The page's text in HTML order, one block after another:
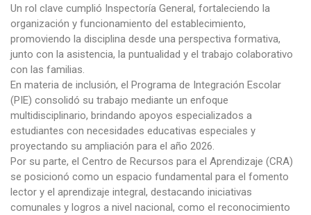
Un rol clave cumplió Inspectoría General, fortaleciendo la
organización y funcionamiento del establecimiento,
promoviendo la disciplina desde una perspectiva formativa,
junto con la asistencia, la puntualidad y el trabajo colaborativo
con las familias.
En materia de inclusión, el Programa de Integración Escolar
(PIE) consolidó su trabajo mediante un enfoque
multidisciplinario, brindando apoyos especializados a
estudiantes con necesidades educativas especiales y
proyectando su ampliación para el año 2026.
Por su parte, el Centro de Recursos para el Aprendizaje (CRA)
se posicionó como un espacio fundamental para el fomento
lector y el aprendizaje integral, destacando iniciativas
comunales y logros a nivel nacional, como el reconocimiento